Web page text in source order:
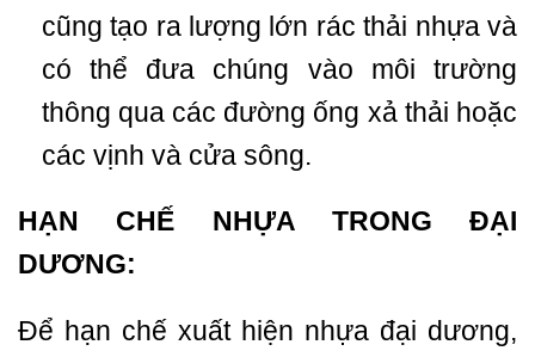
cũng tạo ra lượng lớn rác thải nhựa và
có thể đưa chúng vào môi trường
thông qua các đường ống xả thải hoặc
các vịnh và cửa sông.
HẠN CHẾ NHỰA TRONG ĐẠI
DƯƠNG:
Để hạn chế xuất hiện nhựa đại dương,